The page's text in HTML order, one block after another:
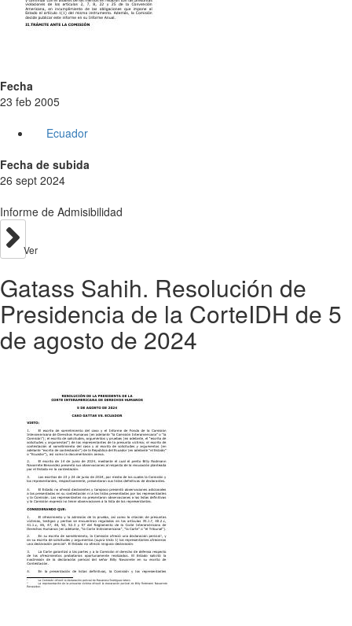
Fecha
23 feb 2005
Ecuador
Fecha de subida
26 sept 2024
Informe de Admisibilidad
Ver
Gatass Sahih. Resolución de
Presidencia de la CorteIDH de 5
de agosto de 2024